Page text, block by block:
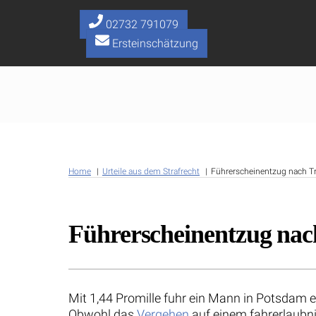
02732 791079
Ersteinschätzung
Home Urteile aus dem Strafrecht Führerscheinentzug nach
Führerscheinentzug
Mit 1,44 Promille fuhr ein Mann in Potsdam